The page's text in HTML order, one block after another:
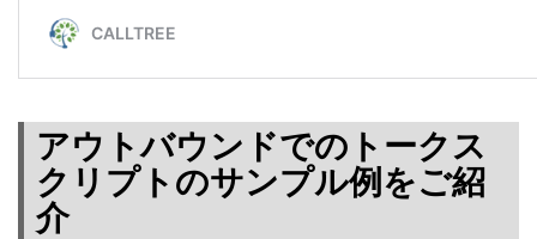
アウトバウンドでのトークス
クリプトのサンプル例をご紹
介